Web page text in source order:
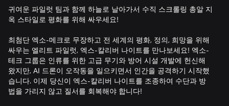
귀여운 파일럿 팀과 함께 하늘로 날아가서 수직 스크롤링 총알 지
옥 스타일로 평화를 위해 싸우세요!
최첨단 엑소-메크로 무장하고 전 세계의 평화, 정의, 희망을 위해
싸우는 엘리트 파일럿, 엑스-칼리버 나이트를 만나보세요! 엑소-
테크 그룹은 인류를 위한 고급 무기와 방어 시설 개발에 헌신해
왔지만, AI 드론이 오작동을 일으키면서 인간을 공격하기 시작했
습니다. 이제 당신이 엑스-칼리버 나이트를 조종하여 수단과 방
법을 가리지 않고 질서를 회복해야 합니다!